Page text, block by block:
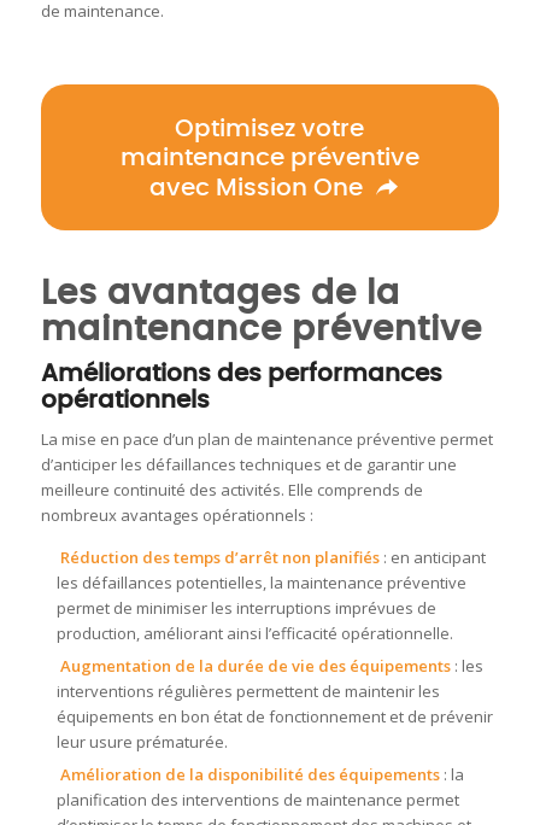
de maintenance.
Optimisez votre
maintenance préventive
avec Mission One
Les avantages de la
maintenance préventive
Améliorations des performances
opérationnels
La mise en pace d’un plan de maintenance préventive permet
d’anticiper les défaillances techniques et de garantir une
meilleure continuité des activités. Elle comprends de
nombreux avantages opérationnels :
Réduction des temps d’arrêt non planifiés: en anticipant
les défaillances potentielles, la maintenance préventive
permet de minimiser les interruptions imprévues de
production, améliorant ainsi l’efficacité opérationnelle.
Augmentation de la durée de vie des équipements: les
interventions régulières permettent de maintenir les
équipements en bon état de fonctionnement et de prévenir
leur usure prématurée.
Amélioration de la disponibilité des équipements: la
planification des interventions de maintenance permet